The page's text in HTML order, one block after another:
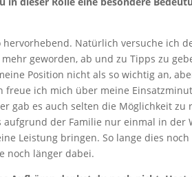
hervorhebend. Natürlich versuche ich
geworden, ab und zu Tipps zu
Position nicht als so wichtig an,
ich mich über meine
gab es auch selten die Möglichkeit zu
aufgrund der Familie nur einmal in der
Leistung bringen. So lange dies
noch länger dabei.